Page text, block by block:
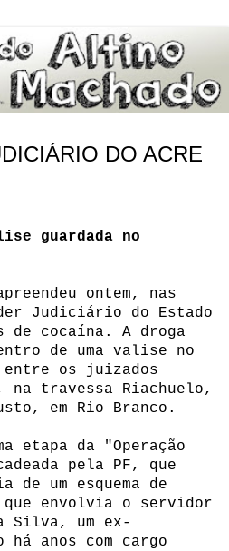
DO ACRE
guardada no
ontem, nas
Judiciário do Estado
de cocaína. A droga
de uma valise no
os juizados
travessa Riachuelo,
em Rio Branco.
etapa da "Operação
pela PF, que
um esquema de
envolvia o servidor
Silva, um ex-
anos com cargo